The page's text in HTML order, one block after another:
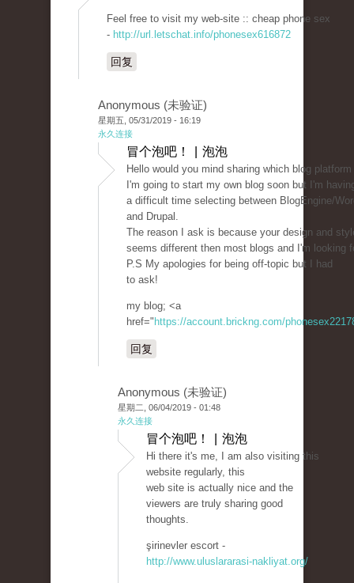
Feel free to visit my web-site :: cheap phone sex
- http://url.letschat.info/phonesex616872
回复
Anonymous (未验证)
星期五, 05/31/2019 - 16:19
永久连接
冒个泡吧！ | 泡泡
Hello would you mind sharing which blog
I'm going to start my own blog soon but I'm
a difficult time selecting between BlogEngine/
and Drupal.
The reason I ask is because your design and
seems different then most blogs and I'm looking
P.S My apologies for being off-topic but I had
to ask!
my blog; <a
href=" https://account.brickng.com/
回复
Anonymous (未验证)
星期二, 06/04/2019 - 01:48
永久连接
冒个泡吧！ | 泡泡
Hi there it's me, I am also visiting this
website regularly, this
web site is actually nice and the
viewers are truly sharing good
thoughts.
şirinevler escort -
http://www.uluslararasi-nakliyat.org/